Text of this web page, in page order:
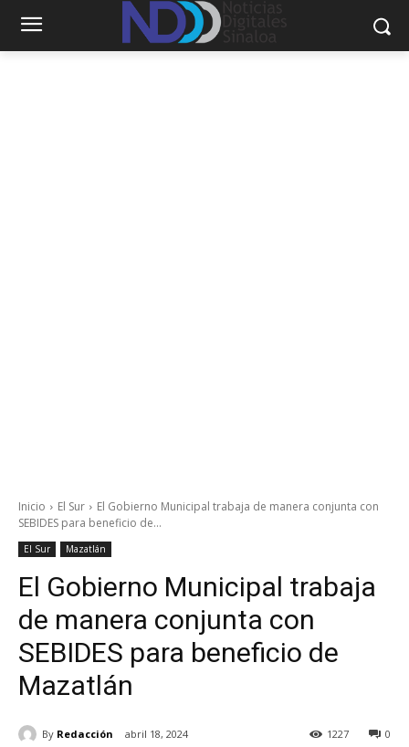
Inicio El Sur
El Gobierno Municipal trabaja de manera conjunta con
SEBIDES para beneficio de...
El Sur Mazatlán
El Gobierno Municipal trabaja
de manera conjunta con
SEBIDES para beneficio de
Mazatlán
By Redacción abril 18, 2024 0
1227